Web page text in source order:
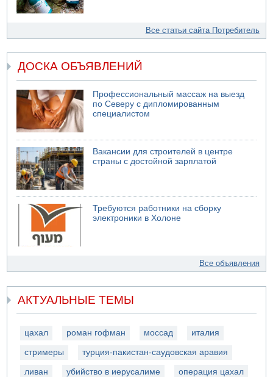
Все статьи сайта Потребитель
ДОСКА ОБЪЯВЛЕНИЙ
Профессиональный массаж на выезд
по Северу с дипломированным
специалистом
Вакансии для строителей в центре
страны с достойной зарплатой
Требуются работники на сборку
электроники в Холоне
Все объявления
АКТУАЛЬНЫЕ ТЕМЫ
цахал роман гофман моссад италия
стримеры турция-пакистан-саудовская аравия
ливан убийство в иерусалиме операция цахал